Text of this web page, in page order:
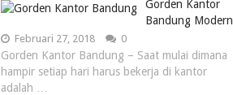
Gorden Kantor
Bandung Modern
Februari 27, 2018 0
Gorden Kantor Bandung – Saat mulai dimana
hampir setiap hari harus bekerja di kantor
adalah …